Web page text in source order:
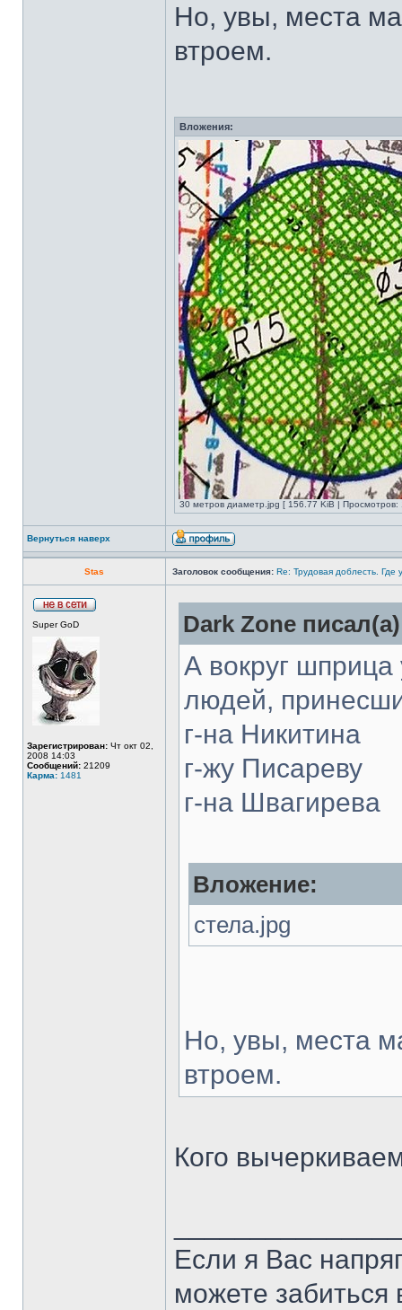
Но, увы, места
втроем.
Вложения:
30 метров диаметр.jpg [ 156.77 KiB | Просмотров:
Вернуться наверх
Stas Заголовок сообщения: Re: Трудовая доблесть. Где
Super GoD
Зарегистрирован: Чт окт 02,
2008 14:03
Сообщений: 21209
Карма: 1481
Dark Zone
А вокруг
людей,
г-на Никитина
г-жу Писареву
г-на Швагирева
Вложение:
стела.jpg
Но, увы, места
втроем.
Кого
Если я Вас
можете забиться